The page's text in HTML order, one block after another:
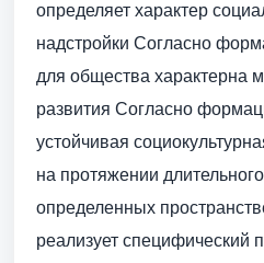
определяет характер
надстройки Согласно
для общества характерна
развития Согласно
устойчивая
на протяжении
определенных
реализует специфический